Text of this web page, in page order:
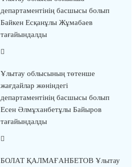
департаментінің басшысы болып
Байкен Есқанұлы Жұмабаев
тағайындалды
Ұлытау облысының төтенше
жағдайлар жөніндегі
департаментінің басшысы болып
Есен Әлмұханбетұлы Байыров
тағайындалды
БОЛАТ ҚАЛМАҒАНБЕТОВ Ұлытау